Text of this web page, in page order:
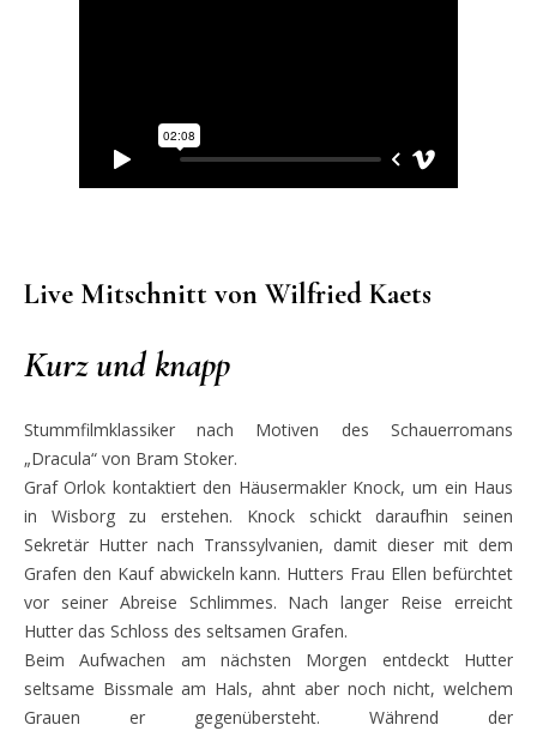
Live Mitschnitt von Wilfried Kaets
Kurz und knapp
Stummfilmklassiker nach Motiven des Schauerromans
„Dracula“ von Bram Stoker.
Graf Orlok kontaktiert den Häusermakler Knock, um ein Haus
in Wisborg zu erstehen. Knock schickt daraufhin seinen
Sekretär Hutter nach Transsylvanien, damit dieser mit dem
Grafen den Kauf abwickeln kann. Hutters Frau Ellen befürchtet
vor seiner Abreise Schlimmes. Nach langer Reise erreicht
Hutter das Schloss des seltsamen Grafen.
Beim Aufwachen am nächsten Morgen entdeckt Hutter
seltsame Bissmale am Hals, ahnt aber noch nicht, welchem
Grauen er gegenübersteht. Während der